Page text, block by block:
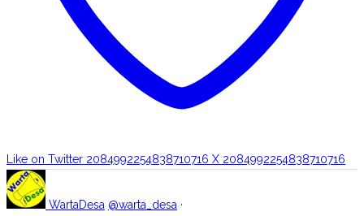
Like on Twitter 2084992254838710716 X 2084992254838710716
WartaDesa @warta_desa ·